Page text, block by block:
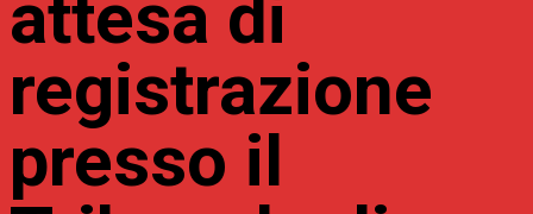
attesa di
registrazione
presso il